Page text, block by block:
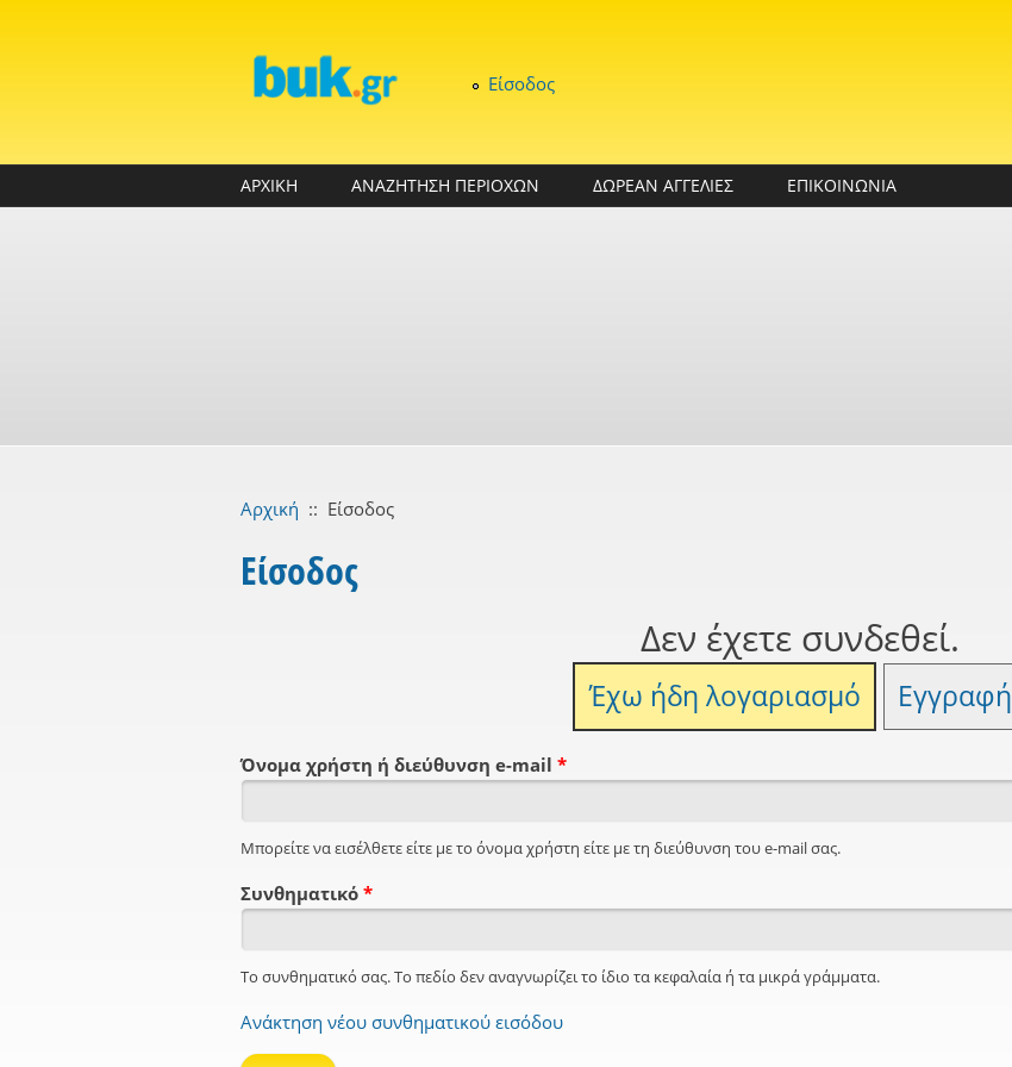
Είσοδος
ΑΡΧΙΚΗ ΑΝΑΖΗΤΗΣΗ ΠΕΡΙΟΧΩΝ ΔΩΡΕΑΝ ΑΓΓΕΛΙΕΣ ΕΠΙΚΟΙΝΩΝΙΑ
Αρχική :: Είσοδος
Είσοδος
Δεν έχετε συνδεθεί.
Έχω ήδη λογαριασμό Εγγραφή
Όνομα χρήστη ή διεύθυνση e-mail *
Μπορείτε να εισέλθετε είτε με το όνομα χρήστη είτε με τη διεύθυνση του e-mail σας.
Συνθηματικό *
Το συνθηματικό σας. Το πεδίο δεν αναγνωρίζει το ίδιο τα κεφαλαία ή τα μικρά γράμματα.
Ανάκτηση νέου συνθηματικού εισόδου